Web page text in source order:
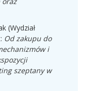
(Wydział
Od zakupu do
i
szeptany w